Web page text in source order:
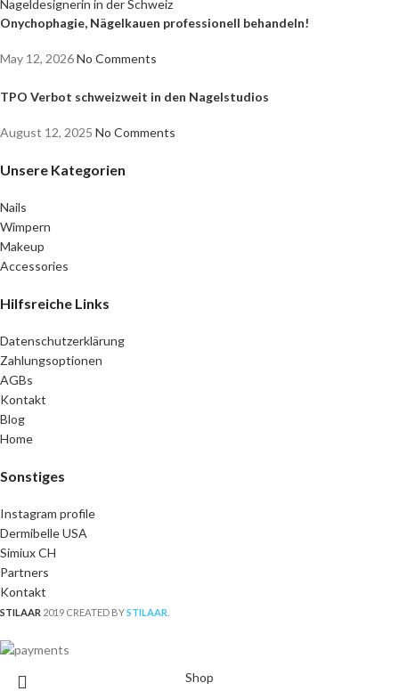
Onychophagie, Nägelkauen professionell behandeln!
May 12, 2026No Comments
TPO Verbot schweizweit in den Nagelstudios
August 12, 2025 No Comments
Unsere Kategorien
Nails
Wimpern
Makeup
Accessories
Hilfsreiche Links
Datenschutzerklärung
Zahlungsoptionen
AGBs
Kontakt
Blog
Home
Sonstiges
Instagram profile
Dermibelle USA
Simiux CH
Partners
Kontakt
STILAAR 2019 CREATED BYSTILAAR
Shop